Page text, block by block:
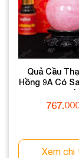
Quả Cầu
Hồng 9A Có
012-
Xem chi